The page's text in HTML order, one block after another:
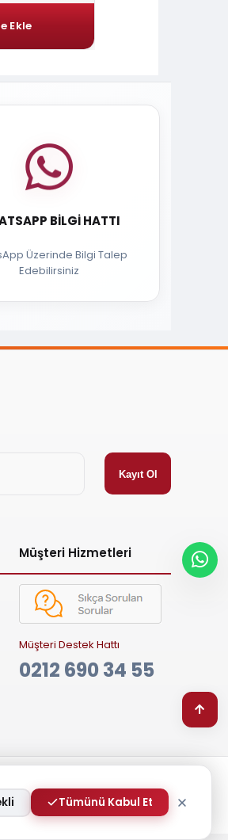
BILGI HATTI
Üzerinde Bilgi Talep
Edebilirsiniz
Müşteri Hizmetleri
Müşteri Destek Hattı
0212 690 34 55
Tümünü Kabul Et